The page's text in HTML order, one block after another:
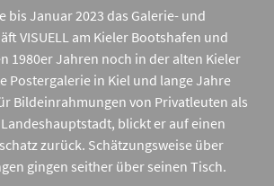
bis Januar 2023 das Galerie- und
VISUELL am Kieler Bootshafen und
1980er Jahren noch in der alten Kieler
Postergalerie in Kiel und lange Jahre
Bildeinrahmungen von Privatleuten als
blickt er auf einen
zurück. Schätzungsweise über
gingen seither über seinen Tisch.